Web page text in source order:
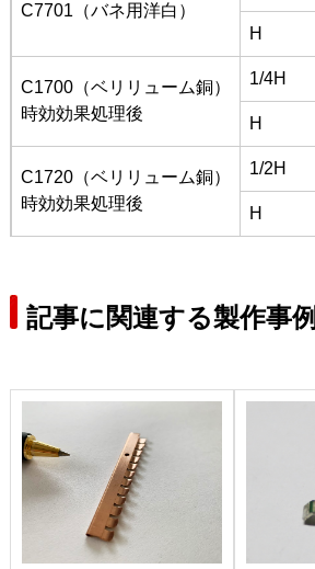
C7701（バネ用洋白）
H
C1700（ベリリューム銅）
時効効果処理後
1/4H
H
C1720（ベリリューム銅）
時効効果処理後
1/2H
H
記事に関連する製作事例